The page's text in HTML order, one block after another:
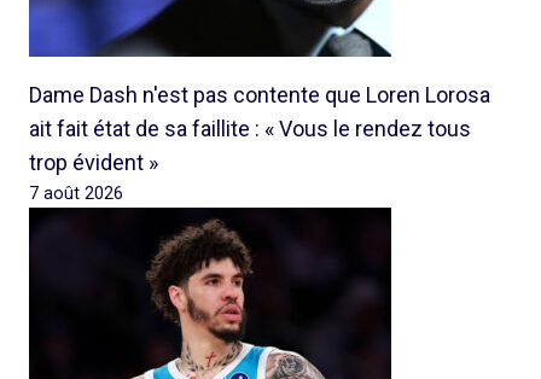
Dame Dash n'est pas contente que Loren Lorosa
ait fait état de sa faillite : « Vous le rendez tous
trop évident »
7 août 2026